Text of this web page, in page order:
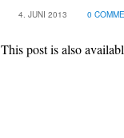
4. JUNI 2013 0
This post is also